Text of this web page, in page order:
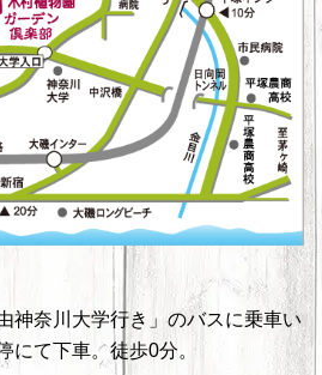
神奈川大学行き」のバスに乗車い
にて下車。徒歩0分。